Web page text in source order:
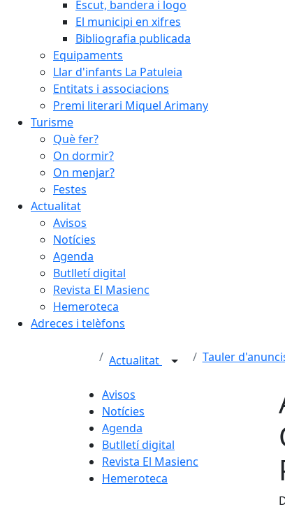
Escut, bandera i logo
El municipi en xifres
Bibliografia publicada
Equipaments
Llar d'infants La Patuleia
Entitats i associacions
Premi literari Miquel Arimany
Turisme
Què fer?
On dormir?
On menjar?
Festes
Actualitat
Avisos
Notícies
Agenda
Butlletí digital
Revista El Masienc
Hemeroteca
Adreces i telèfons
Actualitat Tauler
Avisos
Notícies
Agenda
Butlletí digital
Revista El Masienc
Hemeroteca